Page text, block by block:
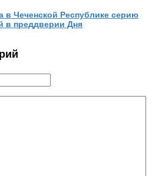
в Чеченской Республике серию
в преддверии Дня